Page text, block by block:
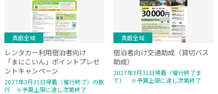
真庭全域
レンタカー利用宿泊者向け
「まにこいん」ポイントプレゼ
ントキャンペーン
2027年3月31日帰着（催行終了）の旅
行 ※予算上限に達し次第終了
真庭全域
宿泊者向け交通助成（貸切バス
助成）
2027年3月31日帰着（催行終了ま
で） ※予算上限に達し次第終了